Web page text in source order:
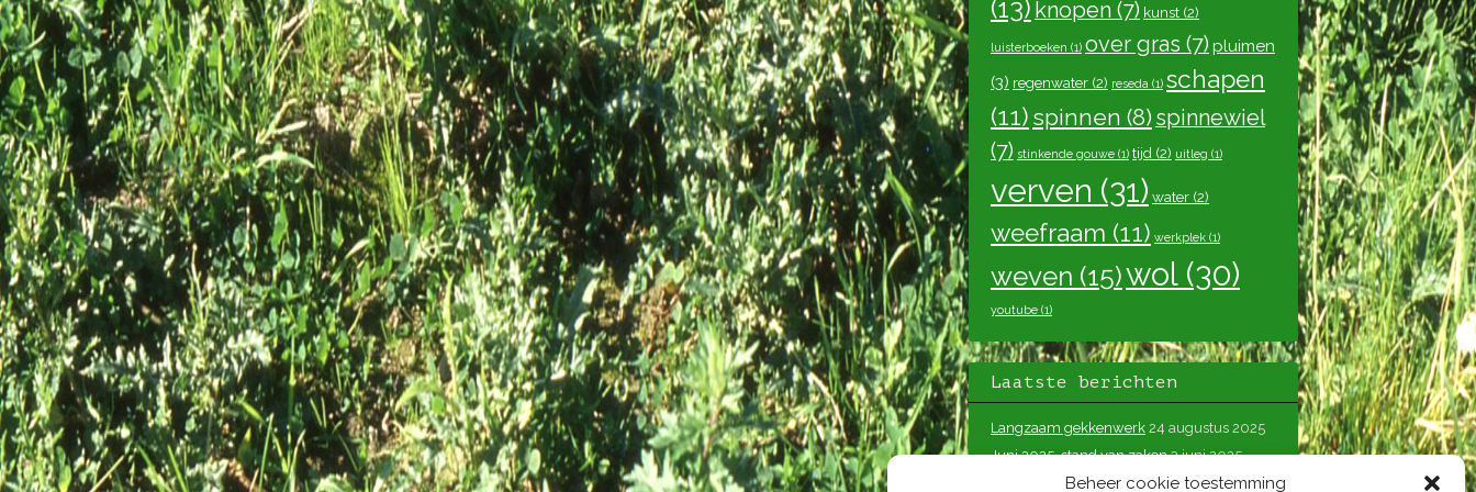
Beheer cookie toestemming
(13) knopen (7) kunst (2)
luisterboeken (1) over gras (7) pluimen
(3) regenwater (2) reseda (1) schapen
(11) spinnen (8) spinnewiel
(7) stinkende gouwe (1) tijd (2) uitleg (1)
verven (31) water (2)
weefraam (11) werkplek (1)
weven (15)wol (30)
youtube (1)
Laatste berichten
Langzaam gekkenwerk 24 augustus 2025
Juni 2025, stand van zaken 3 juni 2025
Tweede helft van het kleed op zes april 11